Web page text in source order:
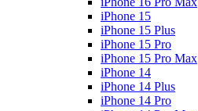
iPhone 15
iPhone 15 Plus
iPhone 15 Pro
iPhone 15 Pro Max
iPhone 14
iPhone 14 Plus
iPhone 14 Pro